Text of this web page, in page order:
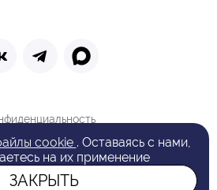
обработки cookie
Оферта
Поиск
cookie . Оставаясь с нами,
на их применение
ЗАКРЫТЬ